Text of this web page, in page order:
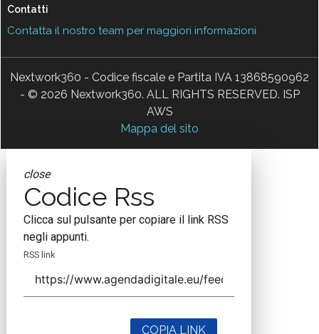
Contatti
Contatta il nostro team per maggiori informazioni
Nextwork360 - Codice fiscale e Partita IVA 13868590962
- © 2026 Nextwork360. ALL RIGHTS RESERVED. ISP
AWS
Mappa del sito
close
Codice Rss
Clicca sul pulsante per copiare il link RSS
negli appunti.
RSS link
COPIA LINK